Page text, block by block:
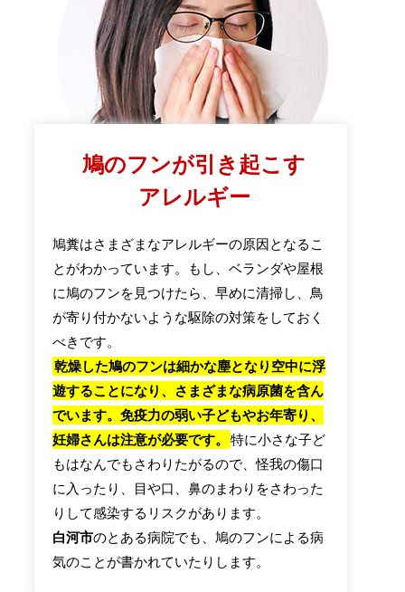
鳩のフンが引き起こす
アレルギー
鳩糞はさまざまなアレルギーの原因となるこ
とがわかっています。もし、ベランダや屋根
に鳩のフンを見つけたら、早めに清掃し、鳥
が寄り付かないような駆除の対策をしておく
べきです。
乾燥した鳩のフンは細かな塵となり空中に浮
遊することになり、さまざまな病原菌を含ん
でいます。免疫力の弱い子どもやお年寄り、
妊婦さんは注意が必要です。
特に小さな子ど
もはなんでもさわりたがるので、怪我の傷口
に入ったり、目や口、鼻のまわりをさわった
りして感染するリスクがあります。
白河市のとある病院でも、鳩のフンによる病
気のことが書かれていたりします。